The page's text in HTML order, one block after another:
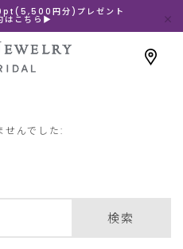
円分)プレゼント
はこちら▶
せんでした:
検索